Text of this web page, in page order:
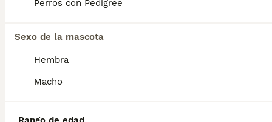
Perros con Pedigree
Sexo de la mascota
Hembra
Macho
salud y el bienestar de los animales.
de comprometerse siempre es la mejor
¿Es el puli un buen perro de